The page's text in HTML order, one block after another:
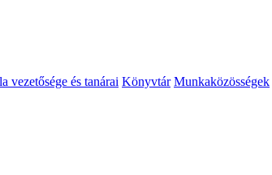
vezetősége és tanárai Könyvtár Munkaközösségek